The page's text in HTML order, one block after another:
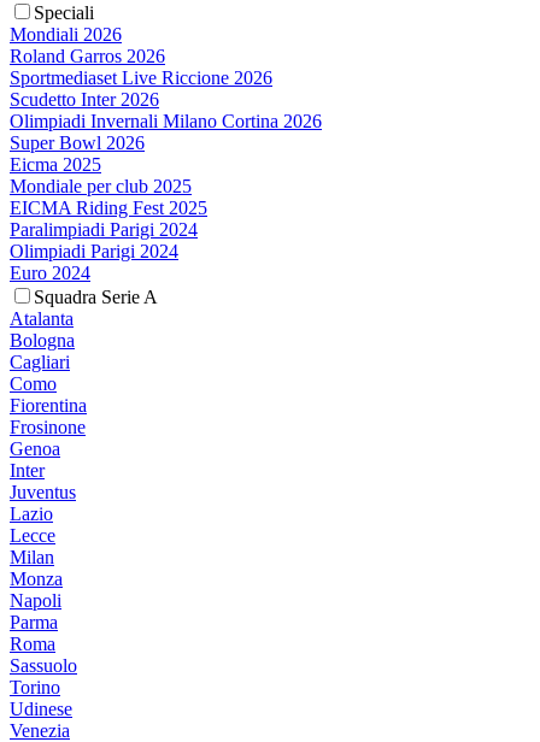
Speciali
Mondiali 2026
Roland Garros 2026
Sportmediaset Live Riccione 2026
Scudetto Inter 2026
Olimpiadi Invernali Milano Cortina 2026
Super Bowl 2026
Eicma 2025
Mondiale per club 2025
EICMA Riding Fest 2025
Paralimpiadi Parigi 2024
Olimpiadi Parigi 2024
Euro 2024
Squadra Serie A
Atalanta
Bologna
Cagliari
Como
Fiorentina
Frosinone
Genoa
Inter
Juventus
Lazio
Lecce
Milan
Monza
Napoli
Parma
Roma
Sassuolo
Torino
Udinese
Venezia